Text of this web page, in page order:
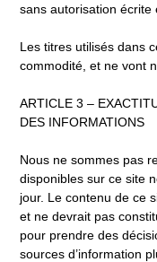
sans autorisation écrite
Les titres utilisés dans
commodité, et ne vont
ARTICLE 3 –
DES INFORMATIONS
Nous ne sommes pas
disponibles sur ce site
jour. Le contenu de ce
et ne devrait pas
pour prendre des
sources d’information